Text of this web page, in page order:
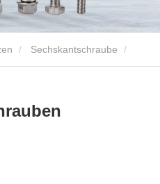
Sechskantschraube